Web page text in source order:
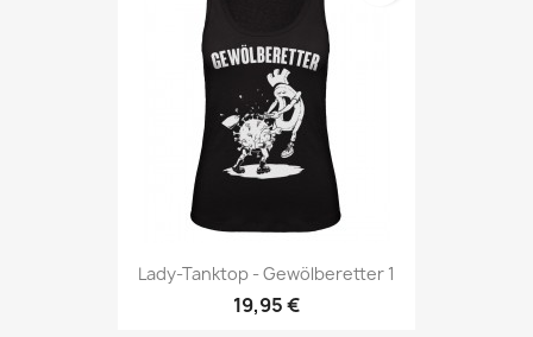
Lady-Tanktop - Gewölberetter 1
19,95 €